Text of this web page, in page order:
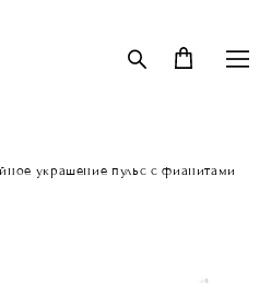
украшение пульс с фианитами